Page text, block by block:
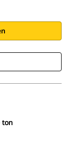
ton